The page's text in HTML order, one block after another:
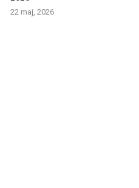
22 maj, 2026